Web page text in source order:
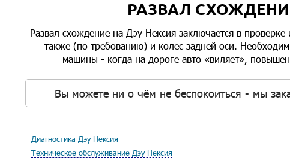
РАЗВАЛ СХОЖДЕНИЕ
Развал схождение на Дэу Нексия заключается в
также (по требованию) и колес задней оси.
машины - когда на дороге авто «виляет»,
Вы можете ни о чём не беспокоиться - мы
Диагностика Дэу Нексия
Техническое обслуживание Дэу Нексия